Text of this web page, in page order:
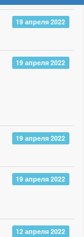
19 апреля 2022
19 апреля 2022
19 апреля 2022
19 апреля 2022
12 апреля 2022